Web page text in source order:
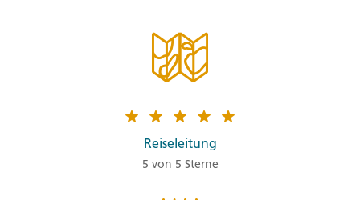
Reiseleitung
5 von 5 Sterne